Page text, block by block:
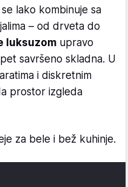
lako kombinuje sa
– od drveta do
luksuzom upravo
savršeno skladna. U
i diskretnim
prostor izgleda
za bele i bež kuhinje.